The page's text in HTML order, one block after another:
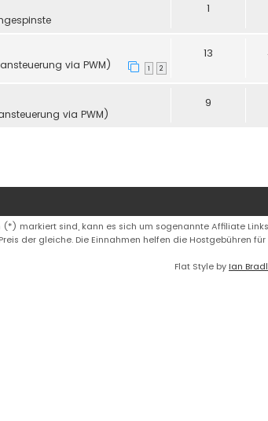
1
via PWM) 1 2
13
via PWM)
9
(*) markiert sind, kann es sich um sogenannte Affiliate
der gleiche. Die Einnahmen helfen die Hostgebühren
Flat Style by Ian